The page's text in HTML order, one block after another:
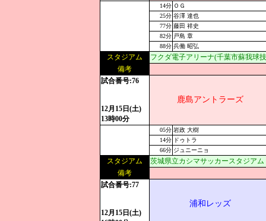
14分 ＯＧ
25分 谷澤 達也
77分 藤田 祥史
82分 戸島 章
88分 兵働 昭弘
スタジアム
フクダ電子アリーナ(千葉市蘇我球
備考
試合番号:76
12月15日(土)
13時00分
鹿島アントラーズ
05分 岩政 大樹
14分 ドゥトラ
66分 ジュニーニョ
スタジアム
茨城県立カシマサッカースタジアム
備考
試合番号:77
12月15日(土)
浦和レッズ